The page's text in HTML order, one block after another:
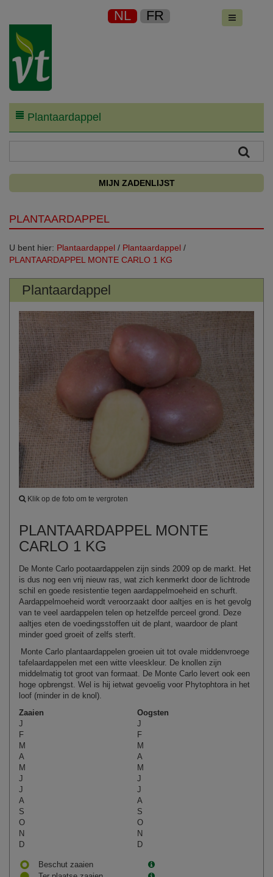
NL FR
Plantaardappel
MIJN ZADENLIJST
PLANTAARDAPPEL
U bent hier: Plantaardappel / Plantaardappel /
PLANTAARDAPPEL MONTE CARLO 1 KG
Plantaardappel
Klik op de foto om te vergroten
PLANTAARDAPPEL MONTE
CARLO 1 KG
De Monte Carlo pootaardappelen zijn sinds 2009 op de markt. Het
is dus nog een vrij nieuw ras, wat zich kenmerkt door de lichtrode
schil en goede resistentie tegen aardappelmoeheid en schurft.
Aardappelmoeheid wordt veroorzaakt door aaltjes en is het gevolg
van te veel aardappelen telen op hetzelfde perceel grond. Deze
aaltjes eten de voedingsstoffen uit de plant, waardoor de plant
minder goed groeit of zelfs sterft.
Monte Carlo plantaardappelen groeien uit tot ovale middenvroege
tafelaardappelen met een witte vleeskleur. De knollen zijn
middelmatig tot groot van formaat. De Monte Carlo levert ook een
hoge opbrengst. Wel is hij ietwat gevoelig voor Phytophtora in het
loof (minder in de knol).
Zaaien
Oogsten
J
J
F
F
M
M
A
A
M
M
J
J
J
J
A
A
S
S
O
O
N
N
D
D
Beschut zaaien